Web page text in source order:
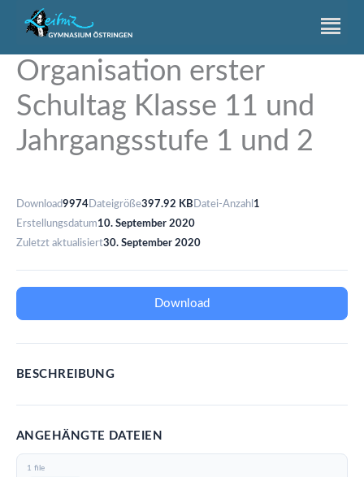
Organisation erster
Schultag Klasse 11 und
Jahrgangsstufe 1 und 2
Download9974 Dateigröße397.92 KB Datei-Anzahl 1
Erstellungsdatum10. September 2020
Zuletzt aktualisiert30. September 2020
Download
BESCHREIBUNG
ANGEHÄNGTE DATEIEN
1 file